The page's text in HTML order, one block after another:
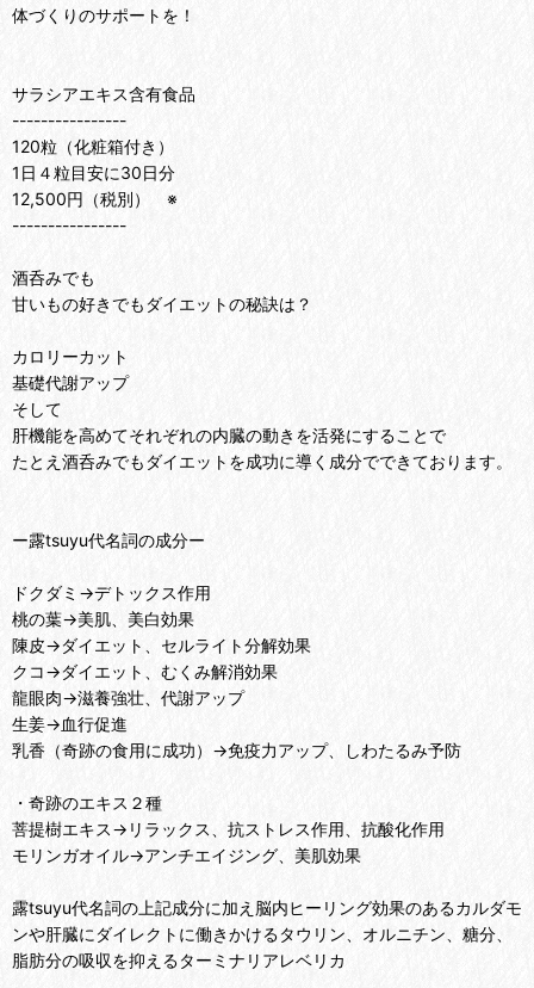
体づくりのサポートを！
サラシアエキス含有食品
----------------
120粒（化粧箱付き）
1日４粒目安に30日分
12,500円（税別） ※
----------------
酒呑みでも
甘いもの好きでもダイエットの秘訣は？
カロリーカット
基礎代謝アップ
そして
肝機能を高めてそれぞれの内臓の動きを活発にすることで
たとえ酒呑みでもダイエットを成功に導く成分でできております。
ー露tsuyu代名詞の成分ー
ドクダミ→デトックス作用
桃の葉→美肌、美白効果
陳皮→ダイエット、セルライト分解効果
クコ→ダイエット、むくみ解消効果
龍眼肉→滋養強壮、代謝アップ
生姜→血行促進
乳香（奇跡の食用に成功）→免疫力アップ、しわたるみ予防
・奇跡のエキス２種
菩提樹エキス→リラックス、抗ストレス作用、抗酸化作用
モリンガオイル→アンチエイジング、美肌効果
露tsuyu代名詞の上記成分に加え脳内ヒーリング効果のあるカルダモ
ンや肝臓にダイレクトに働きかけるタウリン、オルニチン、糖分、
脂肪分の吸収を抑えるターミナリアレベリカ